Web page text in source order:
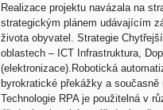
Realizace projektu navázala na
strategickým plánem udávajícím
života obyvatel. Strategie
oblastech – ICT Infrastruktura,
(elektronizace).Robotická
byrokratické překážky a
Technologie RPA je použitelná v